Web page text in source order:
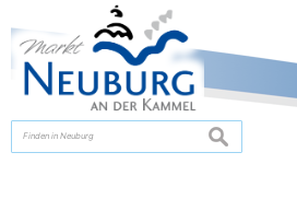
zur Navigationoder
suchen